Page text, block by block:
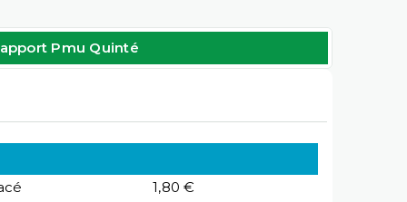
Pmu Quinté
1,80 €